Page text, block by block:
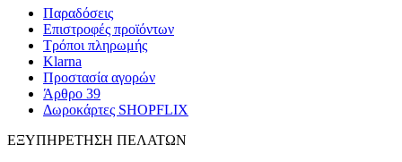
Παραδόσεις
Επιστροφές προϊόντων
Τρόποι πληρωμής
Klarna
Προστασία αγορών
Άρθρο 39
Δωροκάρτες SHOPFLIX
ΕΞΥΠΗΡΕΤΗΣΗ ΠΕΛΑΤΩΝ